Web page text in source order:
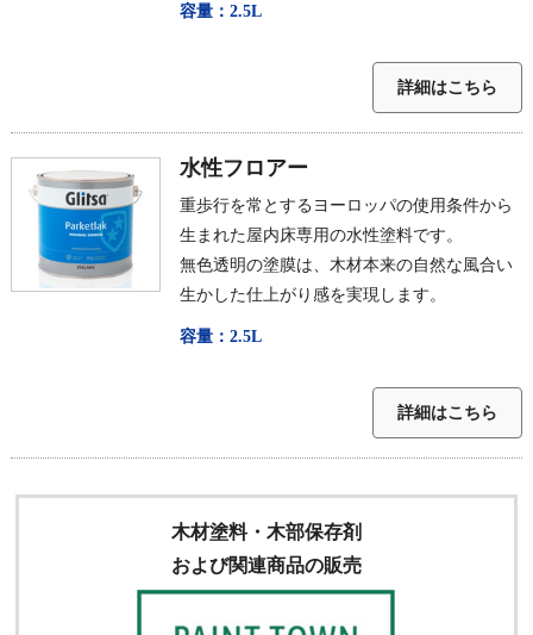
容量：2.5L
詳細はこちら
水性フロアー
重歩行を常とするヨーロッパの使用条件から
生まれた屋内床専用の水性塗料です。
無色透明の塗膜は、木材本来の自然な風合い
生かした仕上がり感を実現します。
容量：2.5L
詳細はこちら
木材塗料・木部保存剤
および関連商品の販売